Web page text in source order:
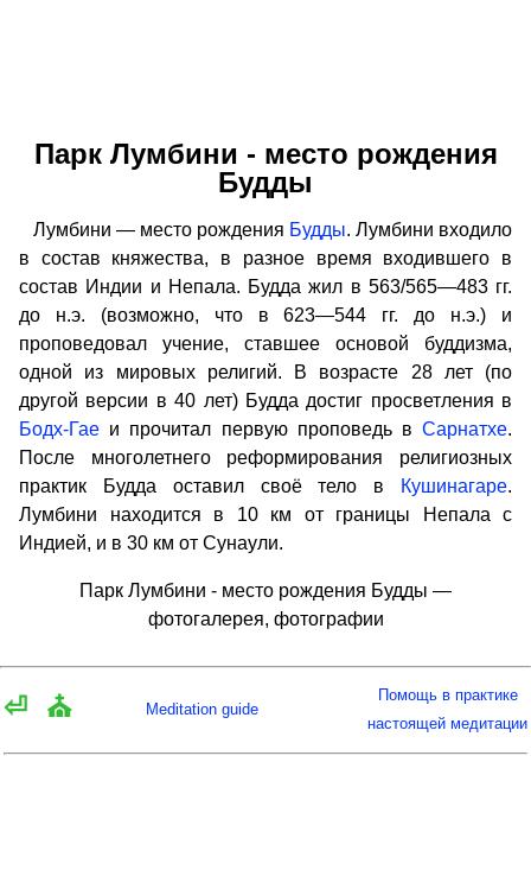
Парк Лумбини - место рождения
Будды
Лумбини — место рождения Будды. Лумбини входило
в состав княжества, в разное время входившего в
состав Индии и Непала. Будда жил в 563/565—483 гг.
до н.э. (возможно, что в 623—544 гг. до н.э.) и
проповедовал учение, ставшее основой буддизма,
одной из мировых религий. В возрасте 28 лет (по
другой версии в 40 лет) Будда достиг просветления в
Бодх-Гае и прочитал первую проповедь в Сарнатхе.
После многолетнего реформирования религиозных
практик Будда оставил своё тело в
Кушинагаре.
Лумбини находится в 10 км от границы Непала с
Индией, и в 30 км от Сунаули.
Парк Лумбини - место рождения Будды —
фотогалерея, фотографии
⏎ ⛪ Meditation guide
Помощь в практике
настоящей медитации